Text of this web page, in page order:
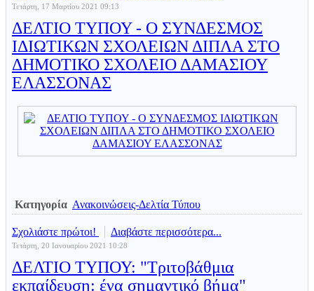
Τετάρτη, 17 Μαρτίου 2021 09:13
ΔΕΛΤΙΟ ΤΥΠΟΥ - Ο ΣΥΝΔΕΣΜΟΣ
ΙΔΙΩΤΙΚΩΝ ΣΧΟΛΕΙΩΝ ΔΙΠΛΑ ΣΤΟ
ΔΗΜΟΤΙΚΟ ΣΧΟΛΕΙΟ ΔΑΜΑΣΙΟΥ
ΕΛΑΣΣΟΝΑΣ
Κατηγορία Ανακοινώσεις-Δελτία Τύπου
Σχολιάστε πρώτοι! Διαβάστε περισσότερα...
Τετάρτη, 20 Ιανουαρίου 2021 10:28
ΔΕΛΤΙΟ ΤΥΠΟΥ: "Τριτοβάθμια
εκπαίδευση: ένα σημαντικό βήμα"